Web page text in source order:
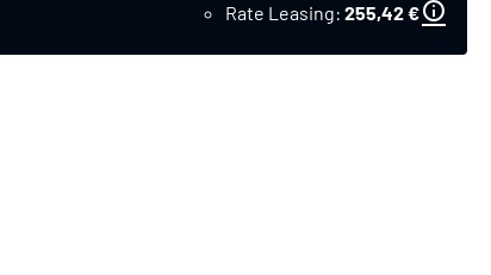
Rate Leasing 255,42 €